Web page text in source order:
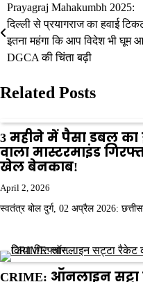
Post
navigation
Prayagraj Mahakumbh 2025:
दिल्ली से प्रयागराज का हवाई
इतना महंगा कि आप विदेश भी घूम
DGCA की चिंता बढ़ी
Related Posts
3 महीने में पैसा डबल का
वाला मास्टरमाइंड
खेल बेनकाब!
April 2, 2026
स्वतंत्र बोल दुर्ग, 02 अप्रैल 2026:
CRIME: ऑनलाइन